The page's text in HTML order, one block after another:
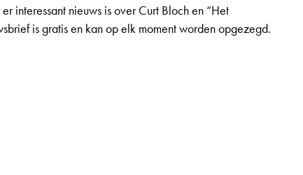
interessant nieuws is over Curt Bloch en “Het
is gratis en kan op elk moment worden opgezegd.